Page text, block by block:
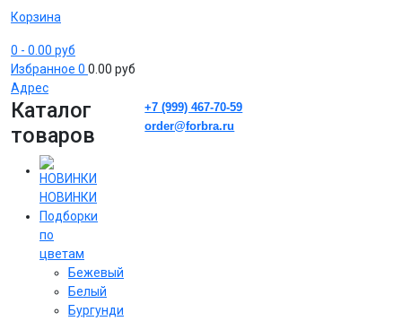
Корзина
0 - 0.00 руб
Избранное 0 0.00 руб
Адрес
Каталог
товаров
НОВИНКИ
Подборки
по
цветам
Бежевый
Белый
Бургунди
+7 (999) 467-70-59
order@forbra.ru